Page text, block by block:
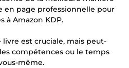
en page professionnelle pour
à Amazon KDP.
est cruciale, mais peut-
compétences ou le temps
même.